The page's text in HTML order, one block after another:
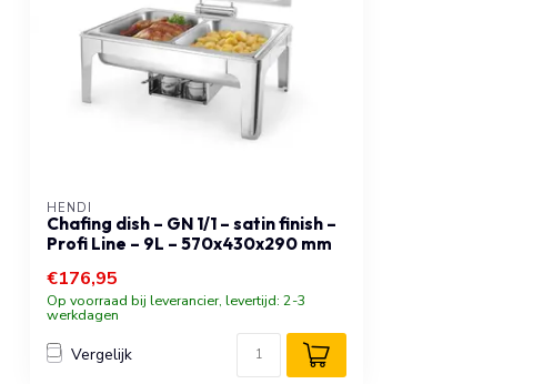
HENDI
Chafing dish – GN 1/1 – satin finish –
Profi Line – 9L – 570x430x290 mm
€176,95
Op voorraad bij leverancier, levertijd: 2-3
werkdagen
Vergelijk